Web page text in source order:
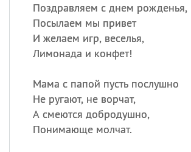
Поздравляем с днем рожденья,
Посылаем мы привет
И желаем игр, веселья,
Лимонада и конфет!
Мама с папой пусть послушно
Не ругают, не ворчат,
А смеются добродушно,
Понимающе молчат.